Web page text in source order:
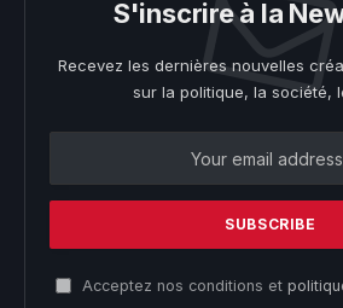
S'inscrire à la
Recevez les dernières nouvelles
sur la politique, la société,
Acceptez nos conditions et